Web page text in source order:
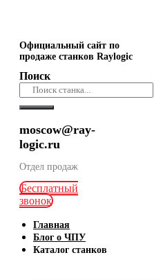
Официальный сайт по
продаже станков Raylogic
Поиск
moscow@ray-
logic.ru
Отдел продаж
Бесплатный
звонок
Главная
Блог о ЧПУ
Каталог станков